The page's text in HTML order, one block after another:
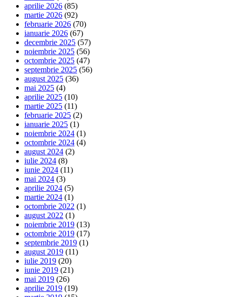
aprilie 2026 (85)
martie 2026 (92)
februarie 2026 (70)
ianuarie 2026 (67)
decembrie 2025 (57)
noiembrie 2025 (56)
octombrie 2025 (47)
septembrie 2025 (56)
august 2025 (36)
mai 2025 (4)
aprilie 2025 (10)
martie 2025 (11)
februarie 2025 (2)
ianuarie 2025 (1)
noiembrie 2024 (1)
octombrie 2024 (4)
august 2024 (2)
iulie 2024 (8)
iunie 2024 (11)
mai 2024 (3)
aprilie 2024 (5)
martie 2024 (1)
octombrie 2022 (1)
august 2022 (1)
noiembrie 2019 (13)
octombrie 2019 (17)
septembrie 2019 (1)
august 2019 (11)
iulie 2019 (20)
iunie 2019 (21)
mai 2019 (26)
aprilie 2019 (19)